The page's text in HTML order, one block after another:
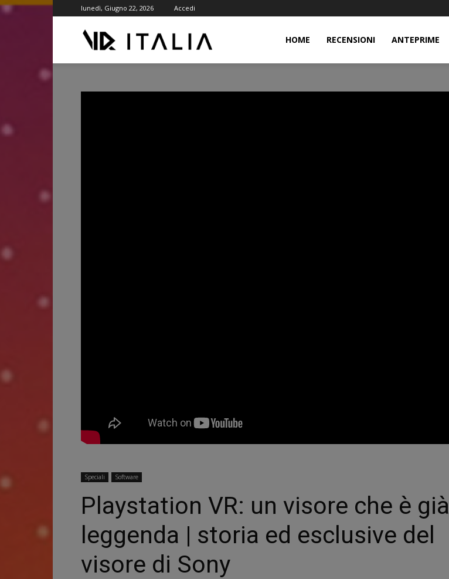
lunedì, Giugno 22, 2026 Accedi
HOME RECENSIONI ANTEPRIME
Speciali Software
Playstation VR: un visore che è già
leggenda | storia ed esclusive del
visore di Sony